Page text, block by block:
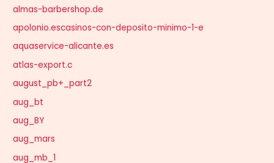
almas-barbershop.de
apolonio.escasinos-con-deposito-minimo-1-e
aquaservice-alicante.es
atlas-export.c
august_pb+_part2
aug_bt
aug_BY
aug_mars
aug_mb_1